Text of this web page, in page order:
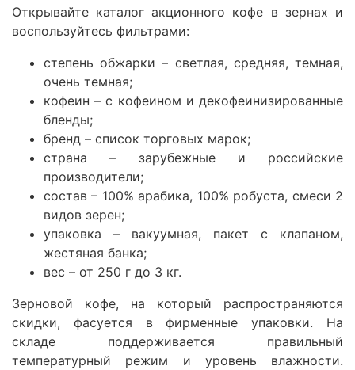
Открывайте каталог акционного кофе в зернах и
воспользуйтесь фильтрами:
степень обжарки – светлая, средняя, темная,
очень темная;
кофеин – с кофеином и декофеинизированные
бленды;
бренд – список торговых марок;
страна – зарубежные и российские
производители;
состав – 100% арабика, 100% робуста, смеси 2
видов зерен;
упаковка – вакуумная, пакет с клапаном,
жестяная банка;
вес – от 250 г до 3 кг.
Зерновой кофе, на который распространяются
скидки, фасуется в фирменные упаковки. На
складе поддерживается правильный
температурный режим и уровень влажности.